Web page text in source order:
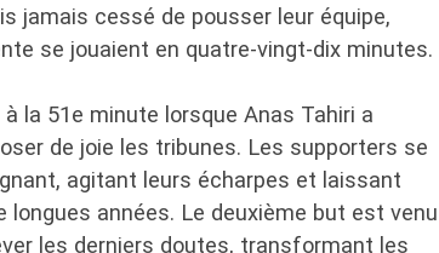
jamais cessé de pousser leur équipe,
se jouaient en quatre-vingt-dix minutes.
la 51e minute lorsque Anas Tahiri a
de joie les tribunes. Les supporters se
agitant leurs écharpes et laissant
années. Le deuxième but est venu
les derniers doutes, transformant les